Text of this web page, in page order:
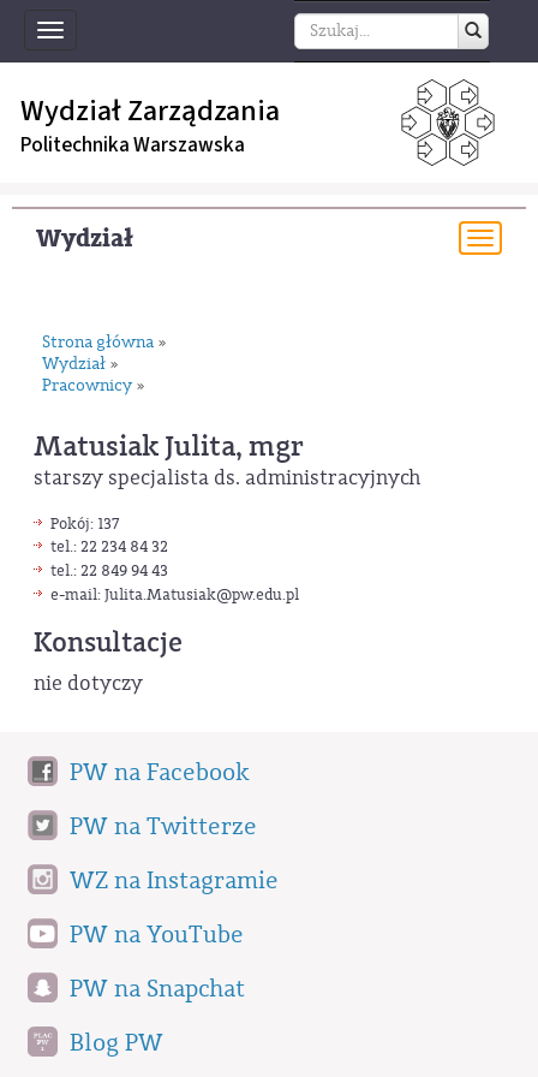
Toggle
navigation
Wydział Zarządzania
Politechnika Warszawska
Wydział
Strona główna »
Wydział »
Pracownicy »
Matusiak Julita, mgr
starszy specjalista ds. administracyjnych
Pokój: 137
tel.: 22 234 84 32
tel.: 22 849 94 43
e-mail: Julita.Matusiak@pw.edu.pl
Konsultacje
nie dotyczy
PW na Facebook
PW na Twitterze
WZ na Instagramie
PW na YouTube
PW na Snapchat
Blog PW